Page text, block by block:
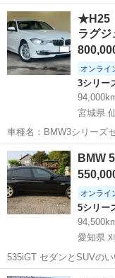
✅ 車検: 令和9年8月まで
い済み 🌟 ✅ エンジン:
栃木 宇都宮市
★H25
ラグ
オンライ
3シリー
宮城県
車種名：BMW3シリーズ
年式：H25年8月 走行距
宮城 仙台市
BMW
オンライ
5シリー
愛知県
535iGT セダンとSUVの
クルームが大きく日常だ